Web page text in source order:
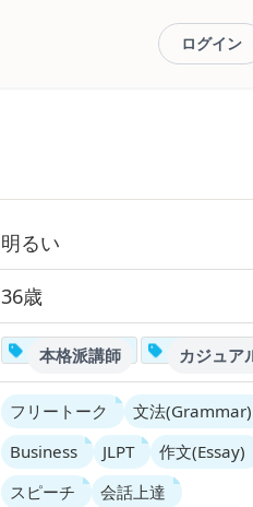
ログイン
明るい
36歳
本格派講師 カジュア
フリートーク 文法(Grammar)
Business
JLPT 作文(Essay)
スピーチ
会話上達